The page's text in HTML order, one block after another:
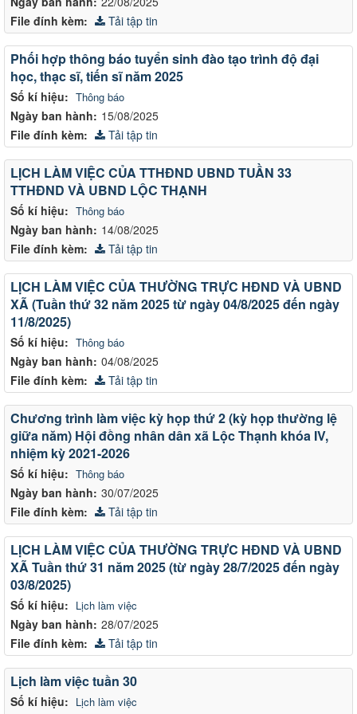
File đính kèm:
Tải tập tin
Số kí hiệu: Thông báo
Ngày ban hành: 15/08/2025
Phối hợp thông báo tuyển sinh đào tạo trình độ đại
học, thạc sĩ, tiến sĩ năm 2025
File đính kèm: Tải tập tin
Số kí hiệu: Thông báo
Ngày ban hành: 14/08/2025
LỊCH LÀM VIỆC CỦA TTHĐND UBND TUẦN 33
TTHĐND VÀ UBND LỘC THẠNH
File đính kèm: Tải tập tin
Số kí hiệu: Thông báo
Ngày ban hành: 04/08/2025
LỊCH LÀM VIỆC CỦA THƯỜNG TRỰC HĐND VÀ UBND
XÃ (Tuần thứ 32 năm 2025 từ ngày 04/8/2025 đến ngày
11/8/2025)
File đính kèm: Tải tập tin
Số kí hiệu: Thông báo
Ngày ban hành: 30/07/2025
Chương trình làm việc kỳ họp thứ 2 (kỳ họp thường lệ
giữa năm) Hội đồng nhân dân xã Lộc Thạnh khóa IV,
nhiệm kỳ 2021-2026
File đính kèm: Tải tập tin
Số kí hiệu: Lịch làm việc
Ngày ban hành: 28/07/2025
LỊCH LÀM VIỆC CỦA THƯỜNG TRỰC HĐND VÀ UBND
XÃ Tuần thứ 31 năm 2025 (từ ngày 28/7/2025 đến ngày
03/8/2025)
File đính kèm: Tải tập tin
Số kí hiệu: Lịch làm việc
Lịch làm việc tuần 30